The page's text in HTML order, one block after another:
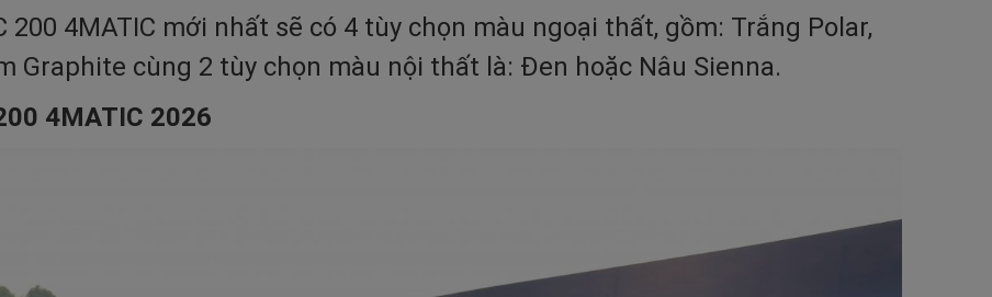
200 4MATIC mới nhất sẽ có 4 tùy chọn màu ngoại thất, gồm: Trắng Polar,
Graphite cùng 2 tùy chọn màu nội thất là: Đen hoặc Nâu Sienna.
4MATIC 2026